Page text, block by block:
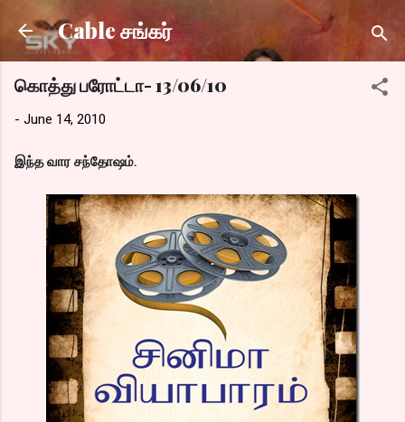
Skip to main content
Cable சங்கர்
கொத்து பரோட்டா- 13/06/10
- June 14, 2010
இந்த வார சந்தோஷம்.